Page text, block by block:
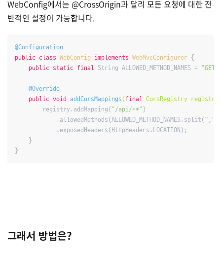
WebConfig에서는 @CrossOrigin과 달리 모든 요청에 대한 전
반적인 설정이 가능합니다.
@Configuration
public class WebConfig implements WebMvcConfigurer {
public static final String ALLOWED_METHOD_NAMES =
@Override
public void addCorsMappings( final CorsRegistry
        registry.addMapping(
"/api/**" )
            .allowedMethods(ALLOWED_METHOD_NAMES.split(
","
            .exposedHeaders(HttpHeaders.LOCATION);
    }
그래서 방법은?